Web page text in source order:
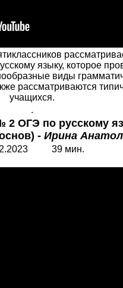
языку, которое
виды
рассматриваются
учащихся.
.
2 ОГЭ по русскому
- Ирина
3 39 мин.